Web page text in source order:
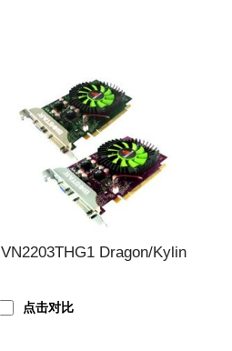
VN2203THG1 Dragon/Kylin
点击对比